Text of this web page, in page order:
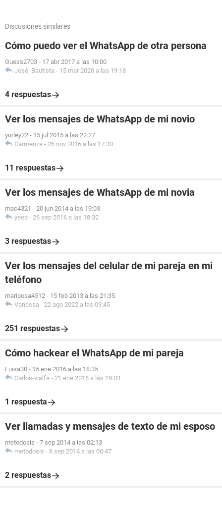
Discusiones similares
Cómo puedo ver el WhatsApp de otra persona
Guess2703 - 17 abr 2017 a las 10:00
José_Bautista - 15 mar 2020 a las 19:18
4 respuestas
Ver los mensajes de WhatsApp de mi novio
yurley22 - 15 jul 2015 a las 22:27
Carmenza - 26 nov 2016 a las 17:30
11 respuestas
Ver los mensajes de WhatsApp de mi novia
mac4321 - 20 jun 2014 a las 19:03
yeep - 26 sep 2016 a las 18:32
3 respuestas
Ver los mensajes del celular de mi pareja en mi
teléfono
mariposa4512 - 15 feb 2013 a las 21:35
Vanessa - 22 ago 2022 a las 03:45
251 respuestas
Cómo hackear el WhatsApp de mi pareja
Luisa30 - 15 ene 2016 a las 18:35
Carlos-vialfa - 21 ene 2016 a las 19:03
1 respuesta
Ver llamadas y mensajes de texto de mi esposo
metodosis - 7 sep 2014 a las 02:13
metodosis - 8 sep 2014 a las 00:47
2 respuestas